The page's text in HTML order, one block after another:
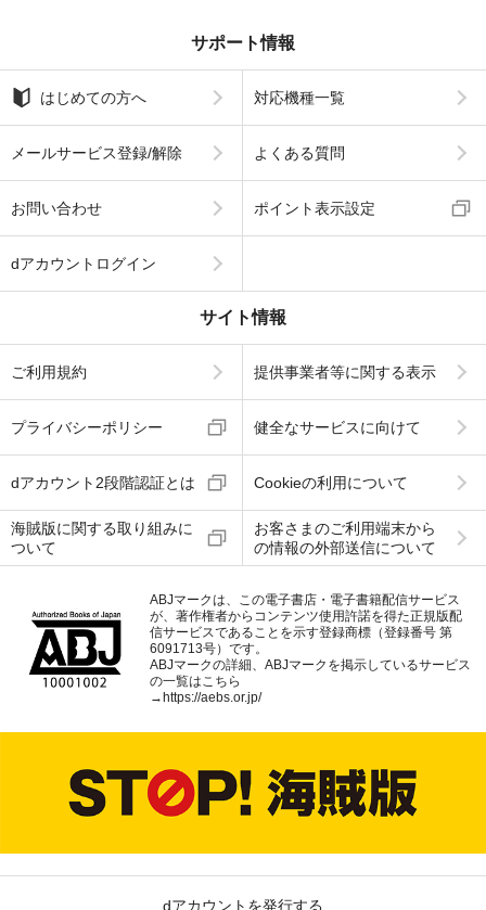
サポート情報
はじめての方へ 対応機種一覧
メールサービス登録/解除 よくある質問
お問い合わせ ポイント表示設定
dアカウントログイン
サイト情報
ご利用規約 提供事業者等に関する表示
プライバシーポリシー 健全なサービスに向けて
dアカウント2段階認証とは Cookieの利用について
海賊版に関する取り組みに
ついて
お客さまのご利用端末から
の情報の外部送信について
ABJマークは、この電子書店・電子書籍配信サービス
が、著作権者からコンテンツ使用許諾を得た正規版配
信サービスであることを示す登録商標（登録番号 第
6091713号）です。
ABJマークの詳細、ABJマークを掲示しているサービス
の一覧はこちら
→ https://aebs.or.jp/
dアカウントを発行する